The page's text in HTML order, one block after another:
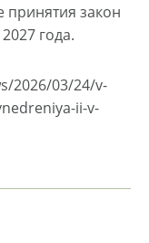
принятия закон
года.
2026/03/24/v-
ii-v-